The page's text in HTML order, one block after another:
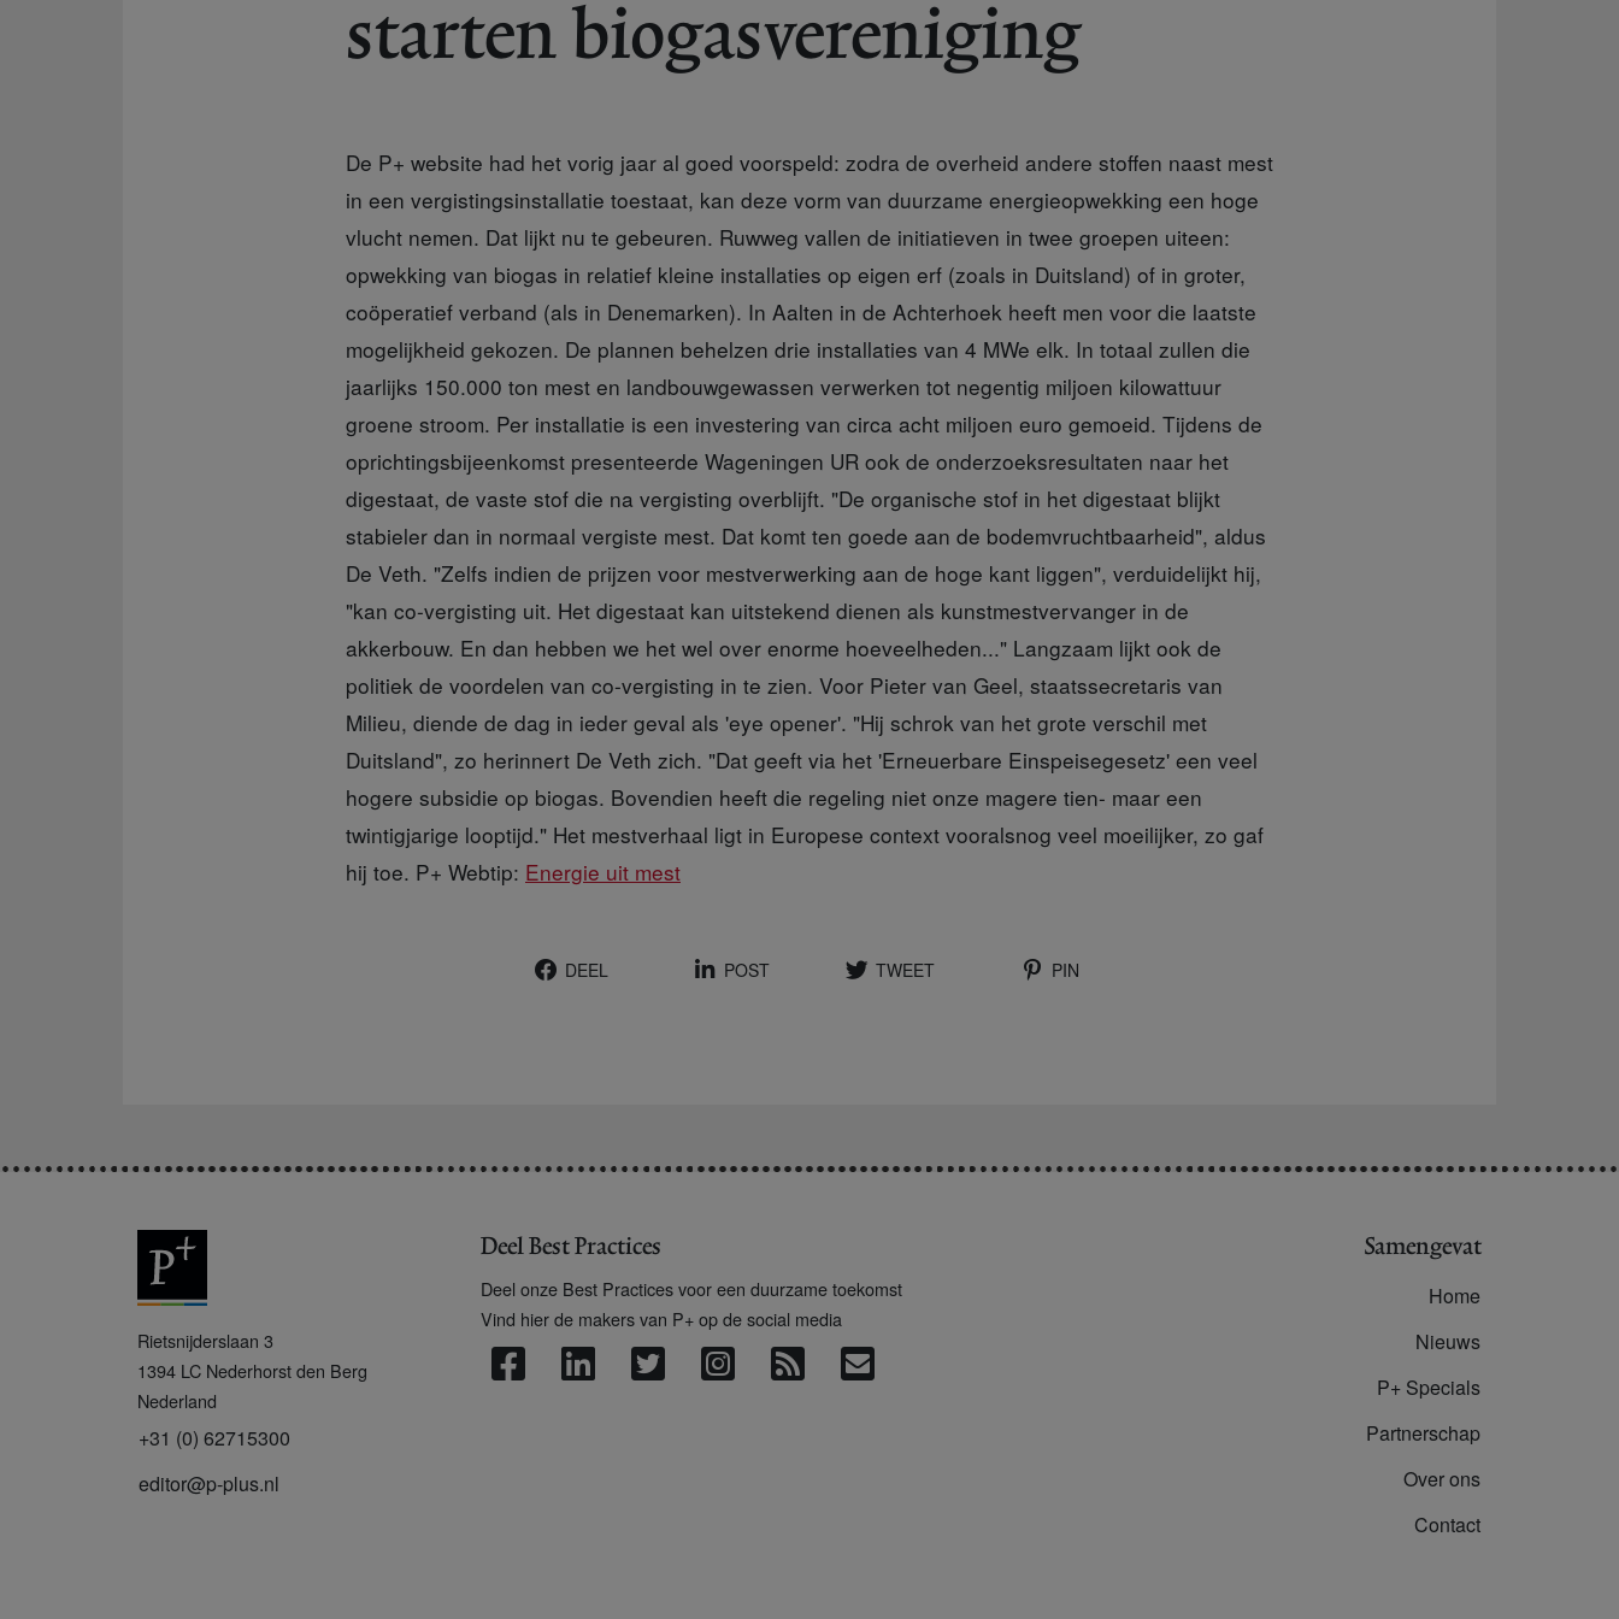
starten biogasvereniging
De P+ website had het vorig jaar al goed voorspeld: zodra de overheid andere stoffen naast mest
in een vergistingsinstallatie toestaat, kan deze vorm van duurzame energieopwekking een hoge
vlucht nemen. Dat lijkt nu te gebeuren. Ruwweg vallen de initiatieven in twee groepen uiteen:
opwekking van biogas in relatief kleine installaties op eigen erf (zoals in Duitsland) of in groter,
coöperatief verband (als in Denemarken). In Aalten in de Achterhoek heeft men voor die laatste
mogelijkheid gekozen. De plannen behelzen drie installaties van 4 MWe elk. In totaal zullen die
jaarlijks 150.000 ton mest en landbouwgewassen verwerken tot negentig miljoen kilowattuur
groene stroom. Per installatie is een investering van circa acht miljoen euro gemoeid. Tijdens de
oprichtingsbijeenkomst presenteerde Wageningen UR ook de onderzoeksresultaten naar het
digestaat, de vaste stof die na vergisting overblijft. "De organische stof in het digestaat blijkt
stabieler dan in normaal vergiste mest. Dat komt ten goede aan de bodemvruchtbaarheid", aldus
De Veth. "Zelfs indien de prijzen voor mestverwerking aan de hoge kant liggen", verduidelijkt hij,
"kan co-vergisting uit. Het digestaat kan uitstekend dienen als kunstmestvervanger in de
akkerbouw. En dan hebben we het wel over enorme hoeveelheden..." Langzaam lijkt ook de
politiek de voordelen van co-vergisting in te zien. Voor Pieter van Geel, staatssecretaris van
Milieu, diende de dag in ieder geval als 'eye opener'. "Hij schrok van het grote verschil met
Duitsland", zo herinnert De Veth zich. "Dat geeft via het 'Erneuerbare Einspeisegesetz' een veel
hogere subsidie op biogas. Bovendien heeft die regeling niet onze magere tien- maar een
twintigjarige looptijd." Het mestverhaal ligt in Europese context vooralsnog veel moeilijker, zo gaf
hij toe. P+ Webtip: Energie uit mest
DEEL POST TWEET PIN
+
Rietsnijderslaan 3
1394 LC Nederhorst den Berg
Nederland
+31 (0) 62715300
editor@p-plus.nl
Deel Best Practices
Deel onze Best Practices voor een duurzame toekomst
Vind hier de makers van P+ op de social media
Samengevat
Home
Nieuws
P+ Specials
Partnerschap
Over ons
Contact